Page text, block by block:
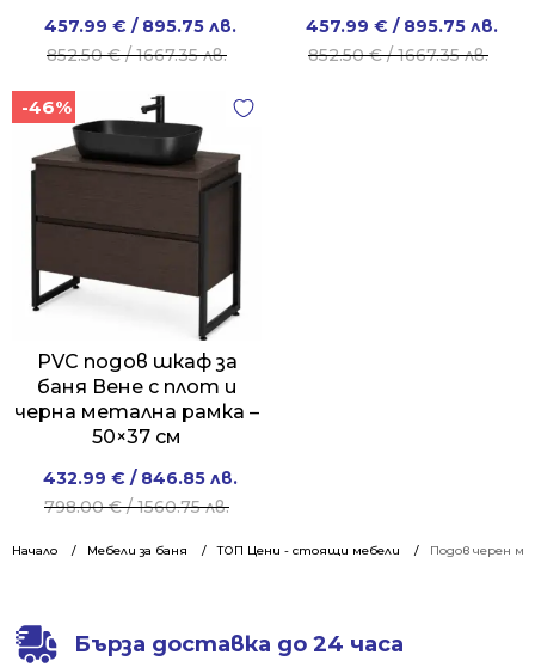
Начало Мебели за баня ТОП Цени - стоящи мебели Подов черен
852.50€/ 1667.35 лв.
Original
price
852.50 €
1667.35 лв..
457.99 € / 895.75 лв.
Current
price
457.99 €
895.75 лв..
852.50€/ 1667.35 лв.
Original
price
457.99 € / 895.75 лв.
Current
price
-46%
PVC подов шкаф за
баня Вене с плот и
черна метална рамка –
50×37 см
798.00€/ 1560.75 лв.
Original
price
798.00 €
432.99 € / 846.85 лв.
Current
price
432.99 €
Бърза доставка до 24 часа